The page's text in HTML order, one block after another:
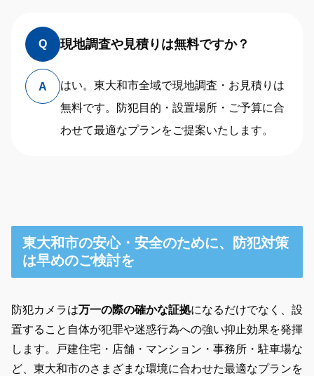
Q 現地調査や見積りは無料ですか？
A
はい。東大和市全域で現地調査・お見積りは
無料です。防犯目的・設置場所・ご予算に合
わせて最適なプランをご提案いたします。
東大和市の安心・安全のために、防犯対策
は早めのご検討を
防犯カメラは万一の際の確かな証拠になるだけでなく、 設
置すること自体が犯罪や迷惑行為への強い抑止効果を発揮
します。戸建住宅・店舗・マンション・事務所・駐車場な
ど、東大和市のさまざまな環境に合わせた最適なプランを